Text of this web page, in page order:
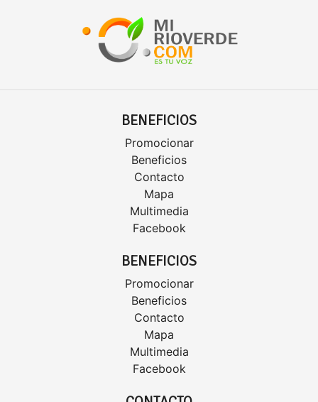
BENEFICIOS
Promocionar
Beneficios
Contacto
Mapa
Multimedia
Facebook
BENEFICIOS
Promocionar
Beneficios
Contacto
Mapa
Multimedia
Facebook